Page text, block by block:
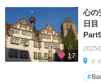
17
心の
日
Part9
2025/
ド
#